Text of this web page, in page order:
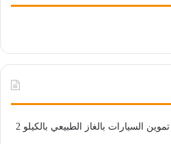
السيارات بالغاز الطبيعي بالكيلو 2